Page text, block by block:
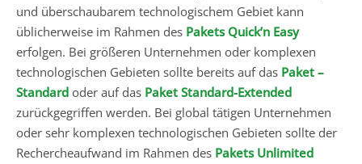
und überschaubarem technologischem Gebiet kann
üblicherweise im Rahmen des Pakets Quick’n Easy
erfolgen. Bei größeren Unternehmen oder komplexen
technologischen Gebieten sollte bereits auf das Paket –
Standard oder auf das Paket Standard-Extended
zurückgegriffen werden. Bei global tätigen Unternehmen
oder sehr komplexen technologischen Gebieten sollte der
Rechercheaufwand im Rahmen des Pakets Unlimited